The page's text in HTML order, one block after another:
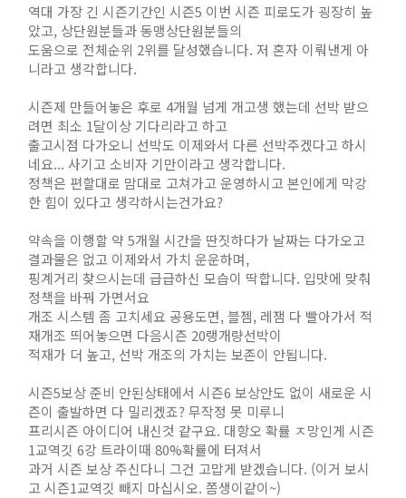
역대 가장 긴 시즌기간인 시즌5 이번 시즌 피로도가 굉장히 높
았고, 상단원분들과 동맹상단원분들의
도움으로 전체순위 2위를 달성했습니다. 저 혼자 이뤄낸게 아
니라고 생각합니다.
시즌제 만들어놓은 후로 4개월 넘게 개고생 했는데 선박 받으
려면 최소 1달이상 기다리라고 하고
출고시점 다가오니 선박도 이제와서 다른 선박주겠다고 하시
네요... 사기고 소비자 기만이라고 생각합니다.
정책은 편할대로 맘대로 고쳐가고 운영하시고 본인에게 막강
한 힘이 있다고 생각하시는건가요?
약속을 이행할 약 5개월 시간을 딴짓하다가 날짜는 다가오고
결과물은 없고 이제와서 가치 운운하며,
핑계거리 찾으시는데 급급하신 모습이 딱합니다. 입맛에 맞춰
정책을 바꿔 가면서요
개조 시스템 좀 고치세요 공용도면, 블젬, 레잼 다 빨아가서 적
재개조 띄어놓으면 다음시즌 20랭개량선박이
적재가 더 높고, 선박 개조의 가치는 보존이 안됩니다.
시즌5보상 준비 안된상태에서 시즌6 보상안도 없이 새로운 시
즌이 출발하면 다 밀리겠죠? 무작정 못 미루니
프리시즌 아이디어 내신것 같구요. 대항오 확률 ㅈ망인게 시즌
1교역깃 6강 트라이때 80%확률에 터져서
과거 시즌 보상 주신다니 그건 고맙게 받겠습니다. (이거 보시
고 시즌1교역깃 빼지 마십시오. 쫌생이같이~)